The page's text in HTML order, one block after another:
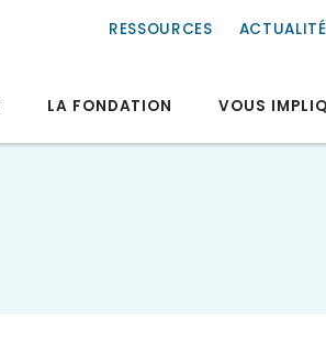
RESSOURCES
LA FONDATION VOUS